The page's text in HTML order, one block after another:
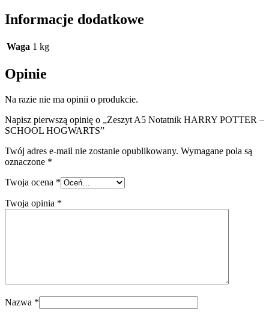
Informacje dodatkowe
Waga 1 kg
Opinie
Na razie nie ma opinii o produkcie.
Napisz pierwszą opinię o „Zeszyt A5 Notatnik HARRY POTTER –
SCHOOL HOGWARTS”
Twój adres e-mail nie zostanie opublikowany. Wymagane pola są
oznaczone *
Twoja ocena *
Twoja opinia *
Nazwa *